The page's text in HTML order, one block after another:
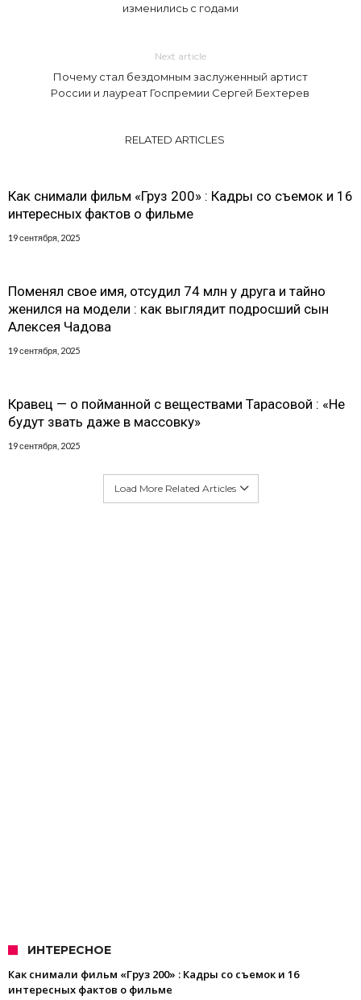
изменились с годами
Next article
Почему стал бездомным заслуженный артист
России и лауреат Госпремии Сергей Бехтерев
RELATED ARTICLES
Как снимали фильм «Груз 200» : Кадры со съемок и 16
интересных фактов о фильме
19 сентября, 2025
Поменял свое имя, отсудил 74 млн у друга и тайно
женился на модели : как выглядит подросший сын
Алексея Чадова
19 сентября, 2025
Кравец — о пойманной с веществами Тарасовой : «Не
будут звать даже в массовку»
19 сентября, 2025
Load More Related Articles
ИНТЕРЕСНОЕ
Как снимали фильм «Груз 200» : Кадры со съемок и 16
интересных фактов о фильме